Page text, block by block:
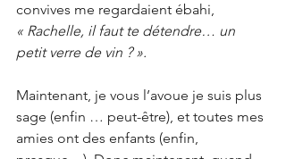
convives me regardaient ébahi,
« Rachelle, il faut te détendre… un
petit verre de vin ? ».
Maintenant, je vous l’avoue je suis plus
sage (enfin … peut-être), et toutes mes
amies ont des enfants (enfin,